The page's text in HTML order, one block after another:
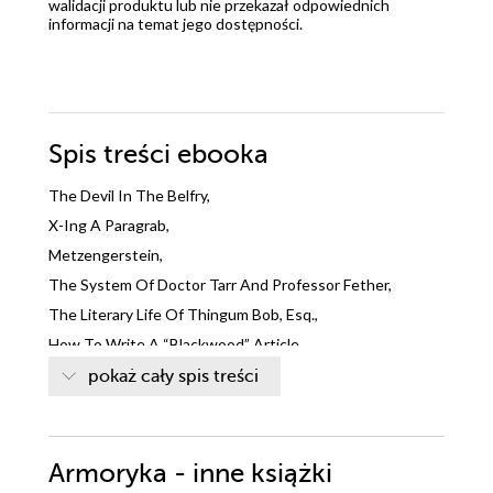
walidacji produktu lub nie przekazał odpowiednich
informacji na temat jego dostępności.
Spis treści ebooka
The Devil In The Belfry,
X-Ing A Paragrab,
Metzengerstein,
The System Of Doctor Tarr And Professor Fether,
The Literary Life Of Thingum Bob, Esq.,
How To Write A “Blackwood” Article,
A Predicament,
Diddling,
The Angel Of The Odd,
pokaż cały spis treści
Armoryka - inne książki